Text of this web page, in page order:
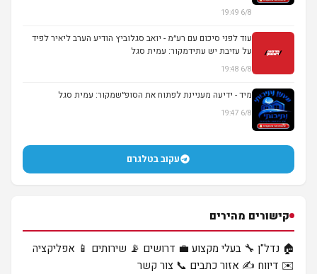
6/8 19:49
עוד לפני סיכום עם רע״מ - יואב סגלוביץ הודיע הערב ליאיר לפיד
על עזיבת יש עתידמקור: עמית סגל
6/8 19:48
מיד - ידיעה מעניינת לפתוח את הסופ״שמקור: עמית סגל
6/8 19:47
עקוב בטלגרם
קישורים מהירים
🏠 נדל"ן 🔧 בעלי מקצוע 💼 דרושים 📡 שירותים 📱 אפליקציה
✉️ דיווח ✍️ אזור כתבים 📞 צור קשר